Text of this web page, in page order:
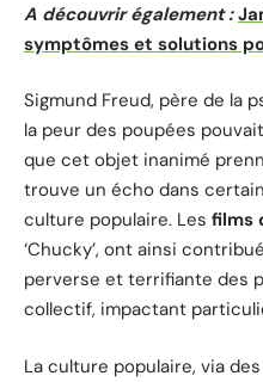
A découvrir également :
symptômes et solutions
Sigmund Freud, père de la
la peur des poupées
que cet objet inanimé
trouve un écho dans
culture populaire. Les films
‘Chucky’, ont ainsi
perverse et terrifiante des
collectif, impactant
La culture populaire, via